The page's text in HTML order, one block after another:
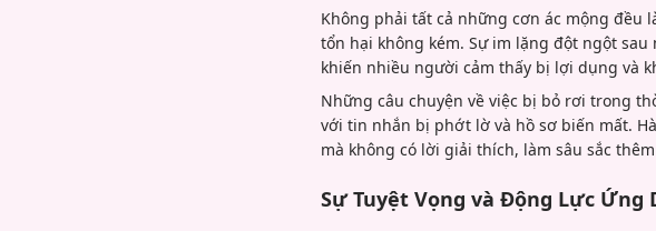
Không phải tất cả những cơn ác mộng đều
tổn hại không kém. Sự im lặng đột ngột
khiến nhiều người cảm thấy bị lợi dụng và
Những câu chuyện về việc bị bỏ rơi trong
với tin nhắn bị phớt lờ và hồ sơ biến mất.
mà không có lời giải thích, làm sâu sắc
Sự Tuyệt Vọng và Động Lực Ứng